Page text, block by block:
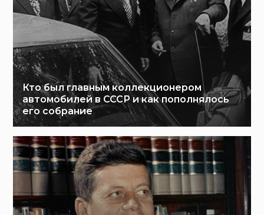
Кто был главным коллекционером
автомобилей в СССР и как пополнялось
его собрание